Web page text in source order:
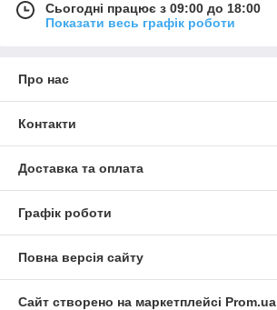
Сьогодні працює з 09:00 до 18:00
Показати весь графік роботи
Про нас
Контакти
Доставка та оплата
Графік роботи
Повна версія сайту
Сайт створено на маркетплейсі Prom.ua